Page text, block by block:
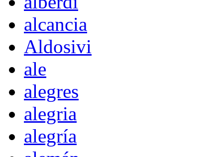
alcancia
Aldosivi
ale
alegres
alegria
alegría